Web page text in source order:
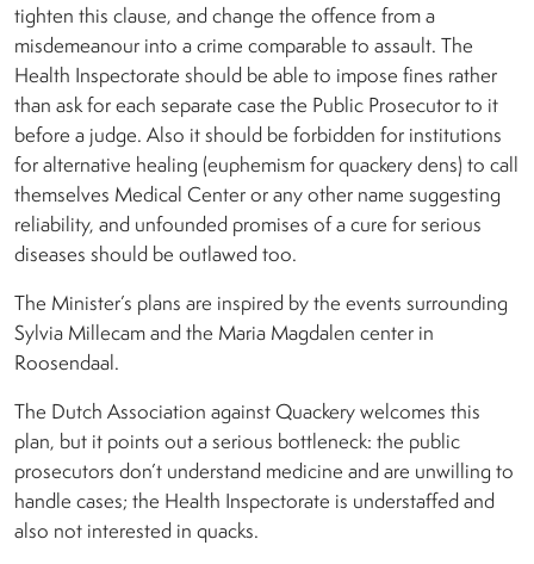
tighten this clause, and change the offence from a
misdemeanour into a crime comparable to assault. The
Health Inspectorate should be able to impose fines rather
than ask for each separate case the Public Prosecutor to it
before a judge. Also it should be forbidden for institutions
for alternative healing (euphemism for quackery dens) to call
themselves Medical Center or any other name suggesting
reliability, and unfounded promises of a cure for serious
diseases should be outlawed too.
The Minister’s plans are inspired by the events surrounding
Sylvia Millecam and the Maria Magdalen center in
Roosendaal.
The Dutch Association against Quackery welcomes this
plan, but it points out a serious bottleneck: the public
prosecutors don’t understand medicine and are unwilling to
handle cases; the Health Inspectorate is understaffed and
also not interested in quacks.